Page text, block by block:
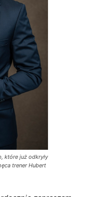
które już odkryły
trener Hubert